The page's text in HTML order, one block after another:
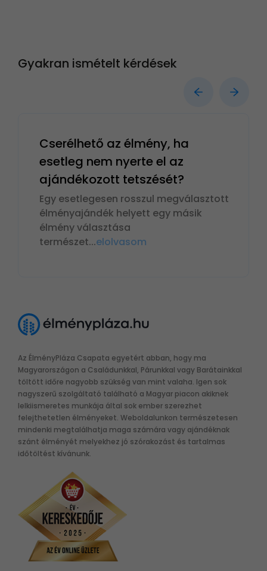
Gyakran ismételt kérdések
Cserélhető az élmény, ha
esetleg nem nyerte el az
ajándékozott tetszését?
Egy esetlegesen rosszul megválasztott
élményajándék helyett egy másik
élmény választása
természet...elolvasom
Az ÉlményPláza Csapata egyetért abban, hogy ma
Magyarországon a Családunkkal, Párunkkal vagy Barátainkkal
töltött időre nagyobb szükség van mint valaha. Igen sok
nagyszerű szolgáltató található a Magyar piacon akiknek
lelkiismeretes munkája által sok ember szerezhet
felejthetetlen élményeket. Weboldalunkon természetesen
mindenki megtalálhatja maga számára vagy ajándéknak
szánt élményét melyekhez jó szórakozást és tartalmas
időtöltést kívánunk.